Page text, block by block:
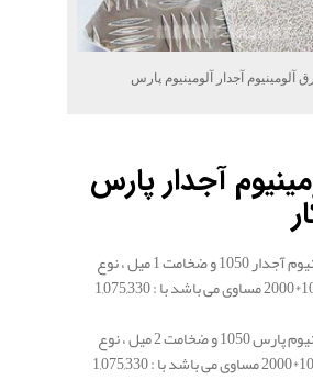
آلومینیوم آجدار آلومینیوم پارس
آجدار پارس
قیمت ورق آلومینیوم آجدار 1050 و ضخامت 1 میل ، نوع
شیت ، اندازه1000*2000 مساوی می باشد با : 1,075,330
قیمت ورق آلومینیوم پارس 1050 و ضخامت 2 میل ، نوع
شیت ، اندازه 1000*2000 مساوی می باشد با : 1,075,330